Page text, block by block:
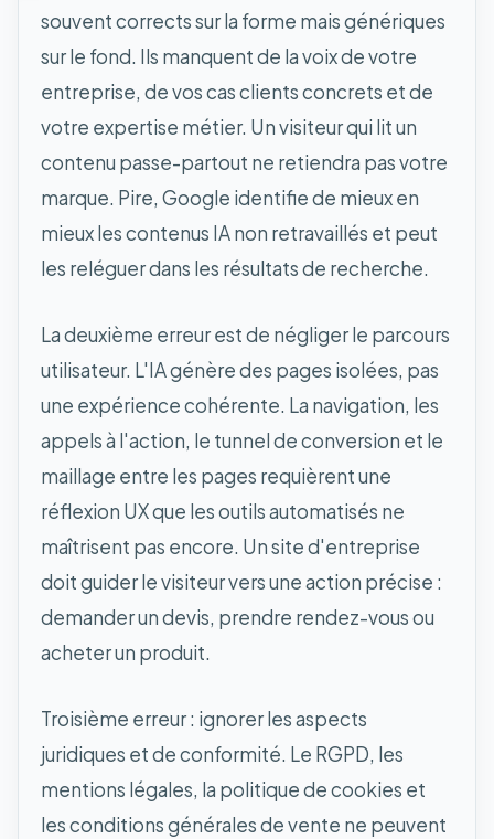
souvent corrects sur la forme mais génériques
sur le fond. Ils manquent de la voix de votre
entreprise, de vos cas clients concrets et de
votre expertise métier. Un visiteur qui lit un
contenu passe-partout ne retiendra pas votre
marque. Pire, Google identifie de mieux en
mieux les contenus IA non retravaillés et peut
les reléguer dans les résultats de recherche.
La deuxième erreur est de négliger le parcours
utilisateur. L'IA génère des pages isolées, pas
une expérience cohérente. La navigation, les
appels à l'action, le tunnel de conversion et le
maillage entre les pages requièrent une
réflexion UX que les outils automatisés ne
maîtrisent pas encore. Un site d'entreprise
doit guider le visiteur vers une action précise :
demander un devis, prendre rendez-vous ou
acheter un produit.
Troisième erreur : ignorer les aspects
juridiques et de conformité. Le RGPD, les
mentions légales, la politique de cookies et
les conditions générales de vente ne peuvent